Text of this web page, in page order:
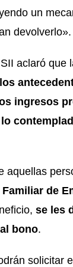
un
devolverlo».
aclaró que
ingresos
aquellas
de
se les
bono.
solicitar